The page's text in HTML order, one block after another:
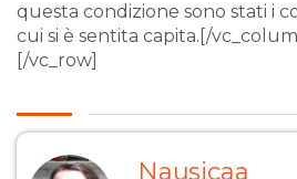
questa condizione sono stati i
cui si è sentita capita.[/
[/vc_row]
Nausicaa